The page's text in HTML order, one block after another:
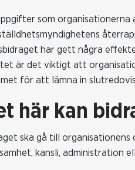
som
har gett några
är det viktigt att
för att lämna in
här kan
ska gå till
kansli, administration